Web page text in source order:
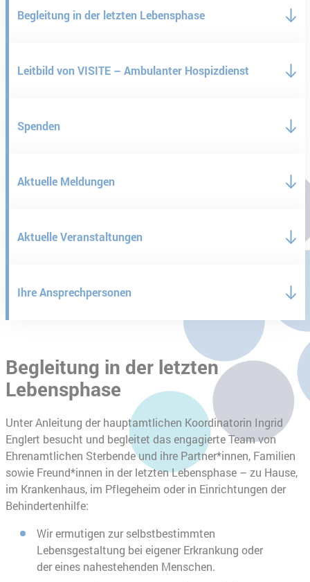
Begleitung in der letzten Lebensphase
Leitbild von VISITE – Ambulanter Hospizdienst
Spenden
Aktuelle Meldungen
Aktuelle Veranstaltungen
Ihre Ansprechpersonen
Begleitung in der letzten
Lebensphase
Unter Anleitung der hauptamtlichen Koordinatorin Ingrid
Englert besucht und begleitet das engagierte Team von
Ehrenamtlichen Sterbende und ihre Partner*innen, Familien
sowie Freund*innen in der letzten Lebensphase – zu Hause,
im Krankenhaus, im Pflegeheim oder in Einrichtungen der
Behindertenhilfe:
Wir ermutigen zur selbstbestimmten
Lebensgestaltung bei eigener Erkrankung oder
der eines nahestehenden Menschen.